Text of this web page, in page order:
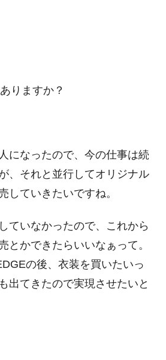
りますか？
になったので、今の仕事は続
、それと並行してオリジナル
していきたいですね。
ていなかったので、これから
とかできたらいいなぁって。
の後、衣装を買いたいっ
出てきたので実現させたいと